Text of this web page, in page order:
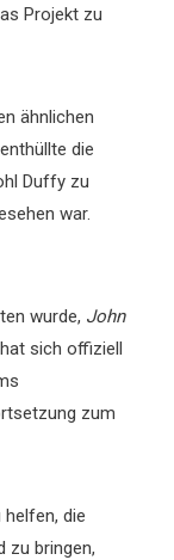
Projekt zu
ähnlichen
die
Duffy zu
war.
wurde, John
sich offiziell
zum
helfen, die
zu bringen,